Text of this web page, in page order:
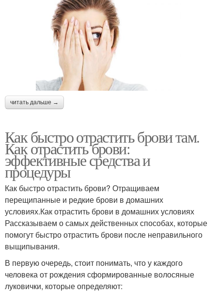
читать дальше →
Как быстро отрастить брови там.
Как отрастить брови:
эффективные средства и
процедуры
Как быстро отрастить брови? Отращиваем
перещипанные и редкие брови в домашних
условиях.Как отрастить брови в домашних условиях
Рассказываем о самых действенных способах, которые
помогут быстро отрастить брови после неправильного
выщипывания.
В первую очередь, стоит понимать, что у каждого
человека от рождения сформированные волосяные
луковички, которые определяют: